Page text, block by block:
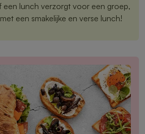
een lunch verzorgt voor een groep,
een smakelijke en verse lunch!